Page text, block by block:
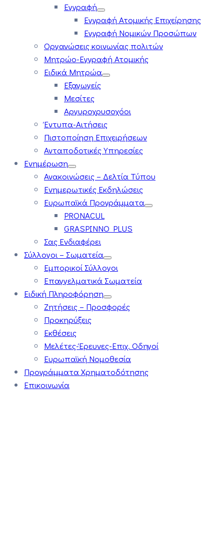
Εγγραφή
Εγγραφή Ατομικής Επιχείρησης
Εγγραφή Νομικών Προσώπων
Οργανώσεις κοινωνίας πολιτών
Μητρώο-Εγγραφή Ατομικής
Ειδικά Μητρώα
Εξαγωγείς
Μεσίτες
Αργυροχρυσοχόοι
Έντυπα-Αιτήσεις
Πιστοποίηση Επιχειρήσεων
Ανταποδοτικές Υπηρεσίες
Ενημέρωση
Ανακοινώσεις – Δελτία Τύπου
Ενημερωτικές Εκδηλώσεις
Ευρωπαϊκά Προγράμματα
PRONACUL
GRASPINNO PLUS
Σας Ενδιαφέρει
Σύλλογοι – Σωματεία
Εμπορικοί Σύλλογοι
Επαγγελματικά Σωματεία
Ειδική Πληροφόρηση
Ζητήσεις – Προσφορές
Προκηρύξεις
Εκθέσεις
Μελέτες-Έρευνες-Επιχ. Οδηγοί
Ευρωπαϊκή Νομοθεσία
Προγράμματα Χρηματοδότησης
Επικοινωνία